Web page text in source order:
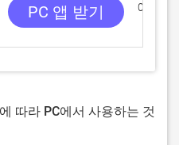
PC 앱 받기
0 리뷰
따라 PC에서 사용하는 것